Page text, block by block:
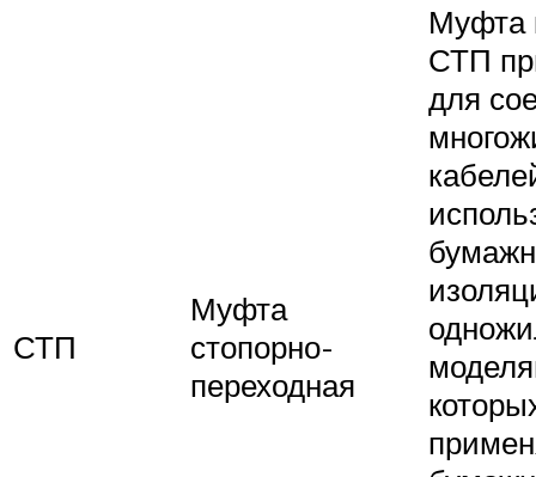
СТП
Муфта
стопорно-
переходная
Муфта
СТП
для